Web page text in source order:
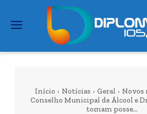
Início Notícias Geral
Novos
Conselho Municipal de Álcool e
tomam posse...